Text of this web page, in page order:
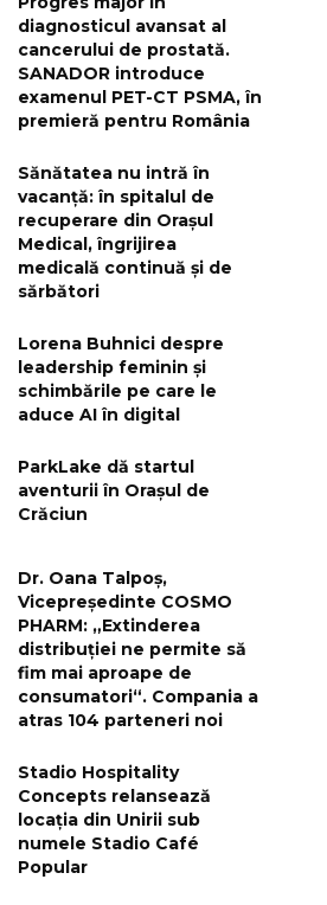
diagnosticul avansat al
cancerului de prostată.
SANADOR introduce
examenul PET-CT PSMA, în
premieră pentru România
Sănătatea nu intră în
vacanță: în spitalul de
recuperare din Orașul
Medical, îngrijirea
medicală continuă și de
sărbători
Lorena Buhnici despre
leadership feminin și
schimbările pe care le
aduce AI în digital
ParkLake dă startul
aventurii în Orașul de
Crăciun
Dr. Oana Talpoș,
Vicepreședinte COSMO
PHARM: „Extinderea
distribuției ne permite să
fim mai aproape de
consumatori“. Compania a
atras 104 parteneri noi
Stadio Hospitality
Concepts relansează
locația din Unirii sub
numele Stadio Café
Popular